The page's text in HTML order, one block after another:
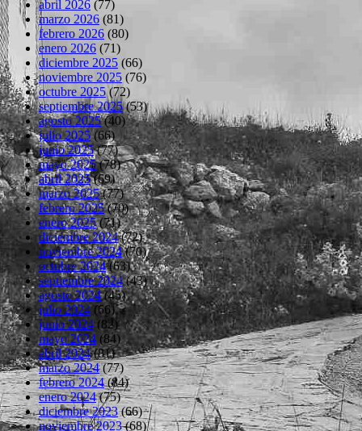
abril 2026 (77)
marzo 2026 (81)
febrero 2026 (80)
enero 2026 (71)
diciembre 2025 (66)
noviembre 2025 (76)
octubre 2025(72)
septiembre 2025(53)
agosto 2025(40)
julio 2025(66)
junio 2025(77)
mayo 2025(78)
abril 2025(69)
marzo 2025(77)
febrero 2025(70)
enero 2025(71)
diciembre 2024(72)
noviembre 2024(70)
octubre 2024(63)
septiembre 2024(43)
agosto 2024(45)
julio 2024(66)
junio 2024 (82)
mayo 2024 (84)
abril 2024(81)
marzo 2024(77)
febrero 2024(84)
enero 2024(75)
diciembre 2023(66)
noviembre 2023(68)